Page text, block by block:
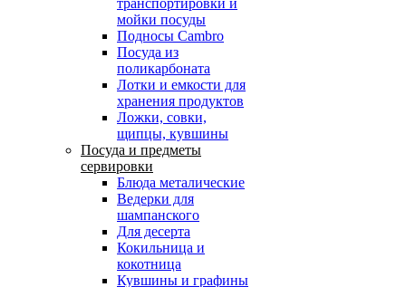
транспортировки и
мойки посуды
Подносы Cambro
Посуда из
поликарбоната
Лотки и емкости для
хранения продуктов
Ложки, совки,
щипцы, кувшины
Посуда и предметы
сервировки
Блюда металические
Ведерки для
шампанского
Для десерта
Кокильница и
кокотница
Кувшины и графины